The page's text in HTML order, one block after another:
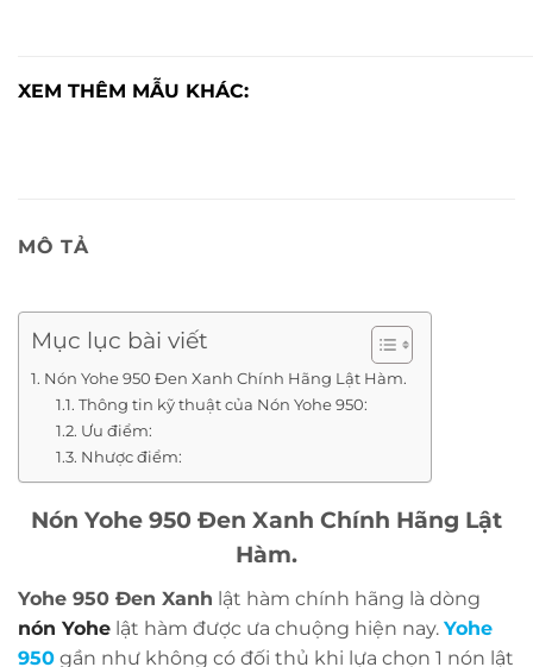
XEM THÊM MẪU KHÁC:
MÔ TẢ
Mục lục bài viết
Nón Yohe 950 Đen Xanh Chính Hãng Lật Hàm.
Thông tin kỹ thuật của Nón Yohe 950:
Ưu điểm:
Nhược điểm:
Nón Yohe 950 Đen Xanh Chính Hãng Lật
Hàm.
Yohe 950 Đen Xanh lật hàm chính hãng là dòng
nón Yohe lật hàm được ưa chuộng hiện nay. Yohe
950 gần như không có đối thủ khi lựa chọn 1 nón lật